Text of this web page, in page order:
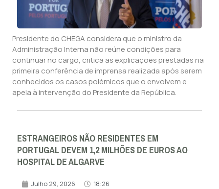
Presidente do CHEGA considera que o ministro da
Administração Interna não reúne condições para
continuar no cargo, critica as explicações prestadas na
primeira conferência de imprensa realizada após serem
conhecidos os casos polémicos que o envolvem e
apela à intervenção do Presidente da República.
ESTRANGEIROS NÃO RESIDENTES EM
PORTUGAL DEVEM 1,2 MILHÕES DE EUROS AO
HOSPITAL DE ALGARVE
Julho 29, 2026 18:26